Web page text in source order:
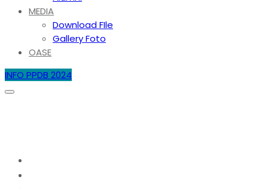
MEDIA
Download FIle
Gallery Foto
OASE
INFO PPDB 2024